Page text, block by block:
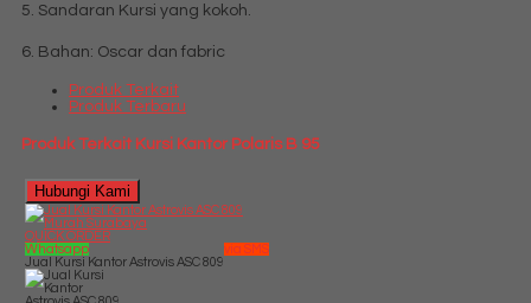
5. Sandaran Kursi yang kokoh.
6. Bahan: Oscar dan fabric
Produk Terkait
Produk Terbaru
Produk Terkait Kursi Kantor Polaris B 95
Hubungi Kami
QUICK ORDER
Whatsapp
via SMS
Jual Kursi Kantor Astrovis ASC 809